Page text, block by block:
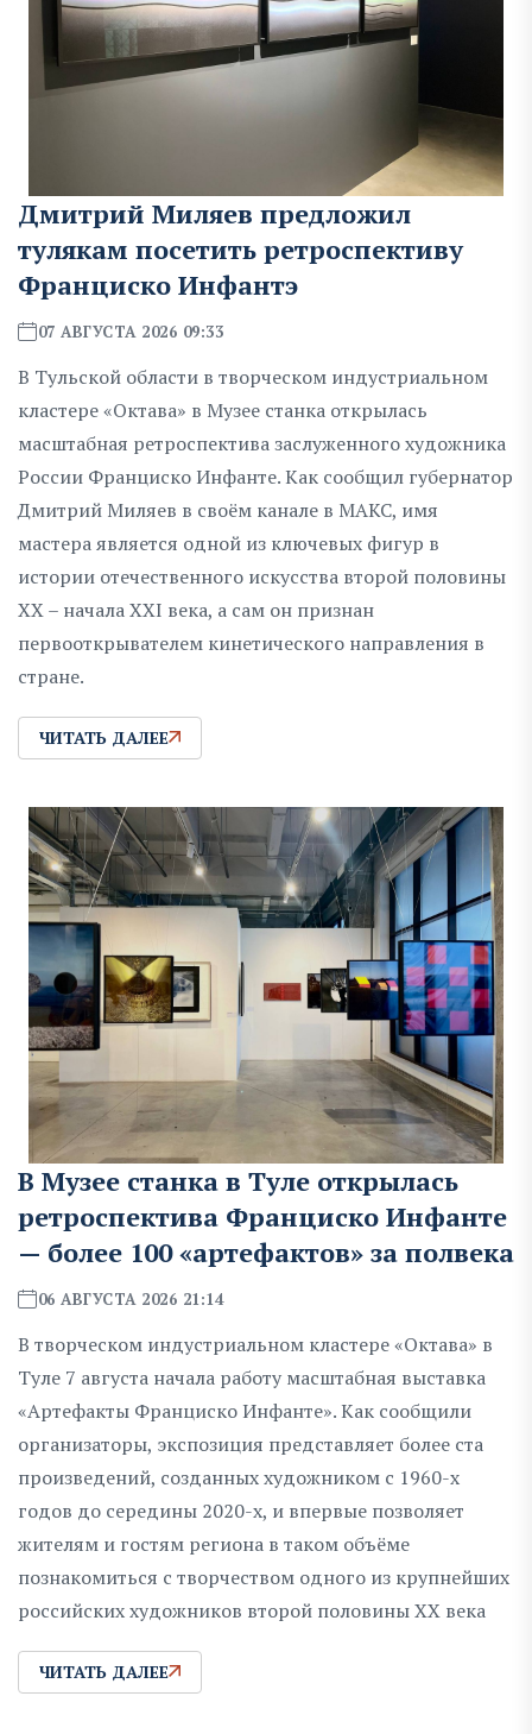
Дмитрий Миляев предложил
тулякам посетить ретроспективу
Франциско Инфантэ
07 АВГУСТА 2026 09:33
В Тульской области в творческом индустриальном
кластере «Октава» в Музее станка открылась
масштабная ретроспектива заслуженного художника
России Франциско Инфанте. Как сообщил губернатор
Дмитрий Миляев в своём канале в МАКС, имя
мастера является одной из ключевых фигур в
истории отечественного искусства второй половины
XX – начала XXI века, а сам он признан
первооткрывателем кинетического направления в
стране.
ЧИТАТЬ ДАЛЕЕ
В Музее станка в Туле открылась
ретроспектива Франциско Инфанте
— более 100 «артефактов» за полвека
06 АВГУСТА 2026 21:14
В творческом индустриальном кластере «Октава» в
Туле 7 августа начала работу масштабная выставка
«Артефакты Франциско Инфанте». Как сообщили
организаторы, экспозиция представляет более ста
произведений, созданных художником с 1960-х
годов до середины 2020-х, и впервые позволяет
жителям и гостям региона в таком объёме
познакомиться с творчеством одного из крупнейших
российских художников второй половины XX века
ЧИТАТЬ ДАЛЕЕ